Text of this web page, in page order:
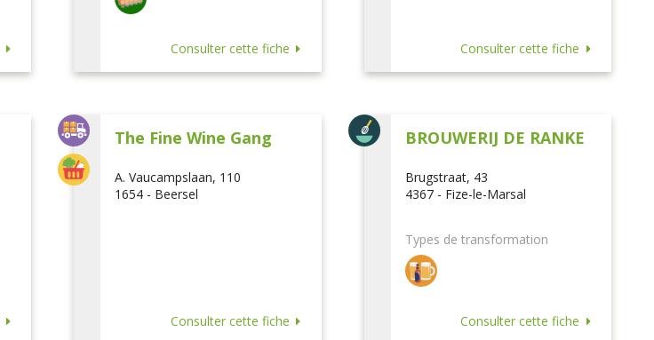
Consulter cette fiche Consulter cette fiche
The Fine Wine Gang
A. Vaucampslaan, 110
1654 - Beersel
Consulter cette fiche
BROUWERIJ DE RANKE
Brugstraat, 43
4367 - Fize-le-Marsal
Types de transformation
Consulter cette fiche